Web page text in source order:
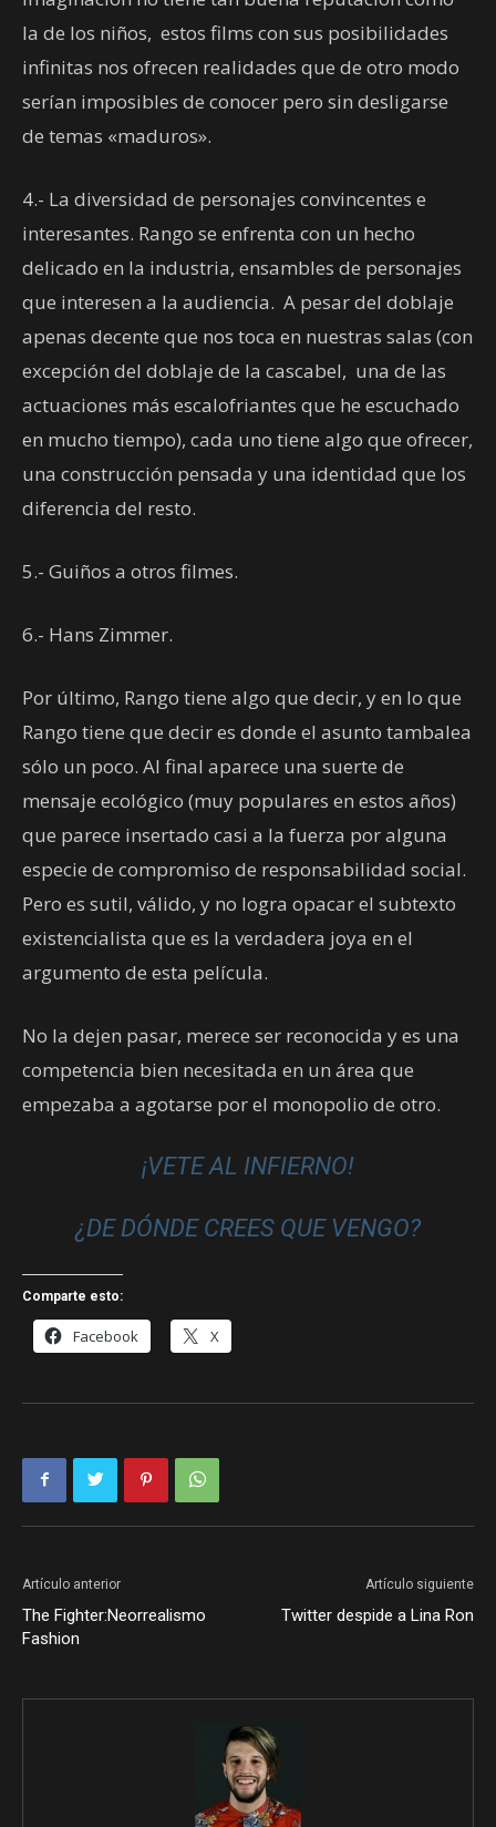
la de los niños, estos films con sus posibilidades
infinitas nos ofrecen realidades que de otro modo
serían imposibles de conocer pero sin desligarse
de temas «maduros».
4.- La diversidad de personajes convincentes e
interesantes. Rango se enfrenta con un hecho
delicado en la industria, ensambles de personajes
que interesen a la audiencia. A pesar del doblaje
apenas decente que nos toca en nuestras salas (con
excepción del doblaje de la cascabel, una de las
actuaciones más escalofriantes que he escuchado
en mucho tiempo), cada uno tiene algo que ofrecer,
una construcción pensada y una identidad que los
diferencia del resto.
5.- Guiños a otros filmes.
6.- Hans Zimmer.
Por último, Rango tiene algo que decir, y en lo que
Rango tiene que decir es donde el asunto tambalea
sólo un poco. Al final aparece una suerte de
mensaje ecológico (muy populares en estos años)
que parece insertado casi a la fuerza por alguna
especie de compromiso de responsabilidad social.
Pero es sutil, válido, y no logra opacar el subtexto
existencialista que es la verdadera joya en el
argumento de esta película.
No la dejen pasar, merece ser reconocida y es una
competencia bien necesitada en un área que
empezaba a agotarse por el monopolio de otro.
¡VETE AL INFIERNO!
¿DE DÓNDE CREES QUE VENGO?
Comparte esto:
Facebook X
Artículo anterior
The Fighter:Neorrealismo
Fashion
Artículo siguiente
Twitter despide a Lina Ron